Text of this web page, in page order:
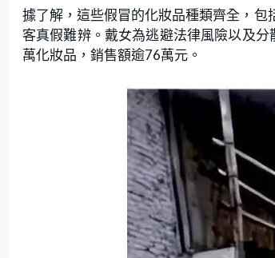
據了解，這些假冒的化妝品種類齊全，
客真假難辨。戴女為逃避法律風險以及
萬化妝品，銷售額逾76萬元。